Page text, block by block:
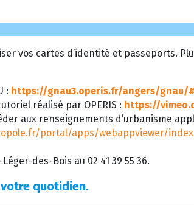
vos cartes d’identité et passeports.
: https://gnau3.operis.fr/angers/gnau/
réalisé par OPERIS : https://
aux renseignements d’urbanisme
portal/apps/webappviewer/
des-Bois au 02 41 39 55 36.
quotidien.